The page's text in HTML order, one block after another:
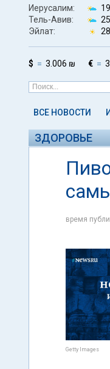
Иерусалим:
Тель-Авив:
Эйлат:
$ 3.006 ₪ €
ВСЕ НОВОСТИ
ЗДОРОВЬЕ
время
Getty Images